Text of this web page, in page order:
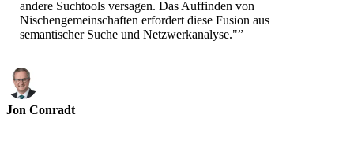
andere Suchtools versagen. Das Auffinden von
Nischengemeinschaften erfordert diese Fusion aus
semantischer Suche und Netzwerkanalyse."”
Jon Conradt